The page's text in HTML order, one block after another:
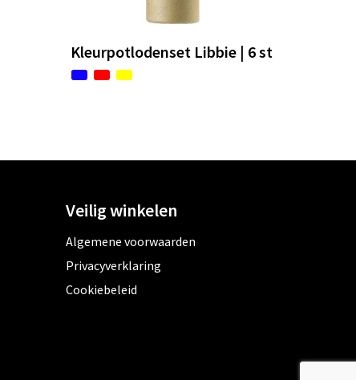
Kleurpotlodenset Libbie | 6 st
Veilig winkelen
Algemene voorwaarden
Privacyverklaring
Cookiebeleid